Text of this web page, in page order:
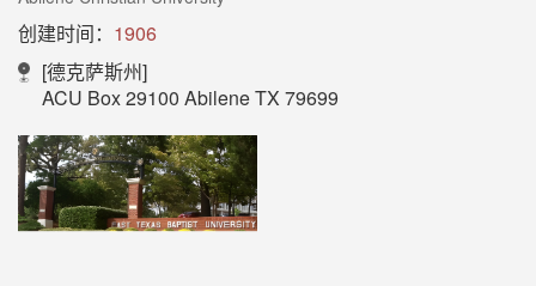
创建时间： 1906
[德克萨斯州]
ACU Box 29100 Abilene TX 79699